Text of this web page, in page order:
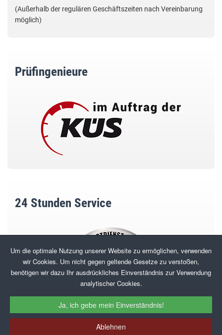
Um die optimale Nutzung unserer Website zu ermöglichen, verwenden
wir Cookies. Um nicht gegen geltende Gesetze zu verstoßen,
benötigen wir dazu Ihr ausdrückliches Einverständnis zur Verwendung
analytischer Cookies.
Ja, ich gebe mein Einverständnis!
Ablehnen
(Außerhalb der regulären Geschäftszeiten nach Vereinbarung
möglich)
Prüfingenieure
24 Stunden Service